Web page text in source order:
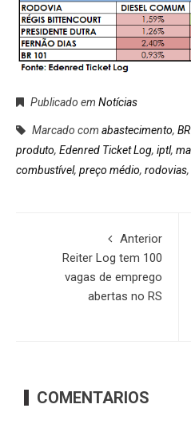
Publicado em Notícias
Marcado com abastecimento,
produto, Edenred Ticket Log, iptl,
combustível, preço médio, rodovias,
Anterior
Reiter Log tem 100
vagas de emprego
abertas no RS
COMENTARIOS